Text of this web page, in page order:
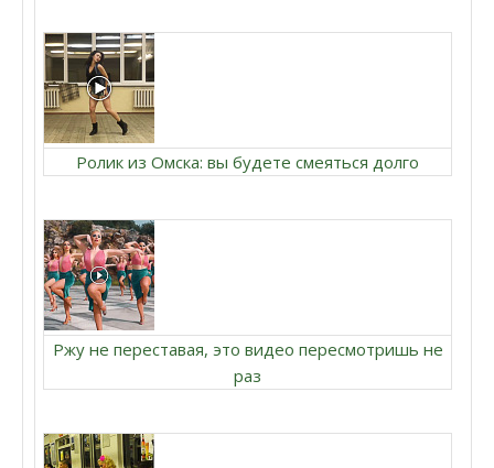
Ролик из Омска: вы будете смеяться долго
Ржу не переставая, это видео пересмотришь не
раз